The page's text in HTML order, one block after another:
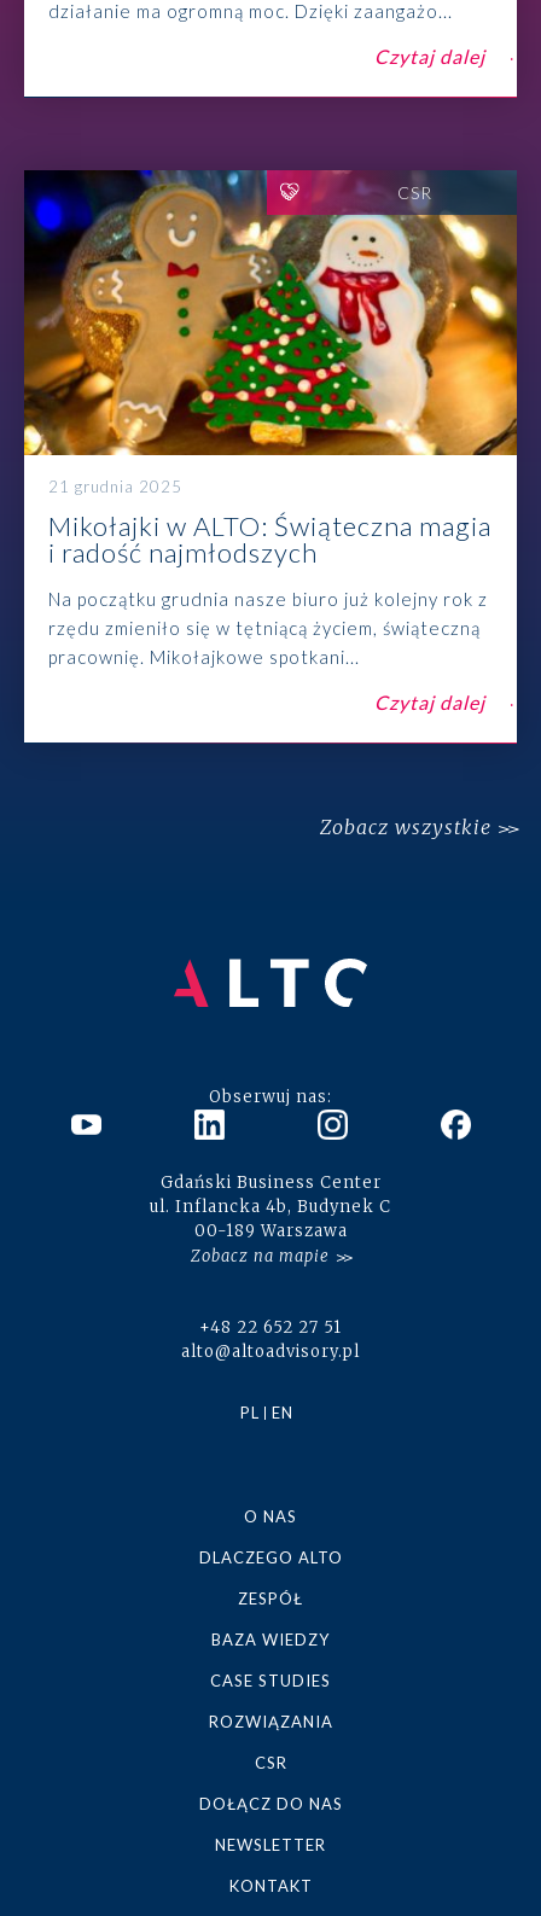
działanie ma ogromną moc. Dzięki zaangażo...
Czytaj dalej
CSR
21 grudnia 2025
Mikołajki w ALTO: Świąteczna magia
i radość najmłodszych
Na początku grudnia nasze biuro już kolejny rok z
rzędu zmieniło się w tętniącą życiem, świąteczną
pracownię. Mikołajkowe spotkani...
Czytaj dalej
Zobacz wszystkie
Obserwuj nas:
Gdański Business Center
ul. Inflancka 4b, Budynek C
00-189 Warszawa
Zobacz na mapie
+48 22 652 27 51
alto@altoadvisory.pl
PL EN
O NAS
DLACZEGO ALTO
ZESPÓŁ
BAZA WIEDZY
CASE STUDIES
ROZWIĄZANIA
CSR
DOŁĄCZ DO NAS
NEWSLETTER
KONTAKT